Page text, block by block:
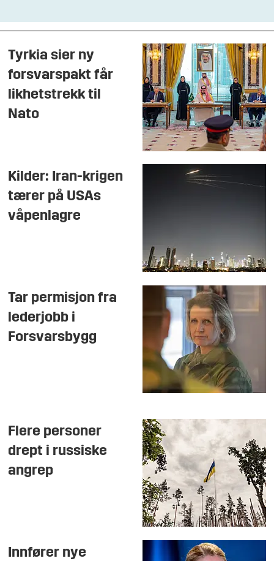
Tyrkia sier ny
forsvarspakt får
likhetstrekk til
Nato
Kilder: Iran-krigen
tærer på USAs
våpenlagre
Tar permisjon fra
lederjobb i
Forsvarsbygg
Flere personer
drept i russiske
angrep
Innfører nye